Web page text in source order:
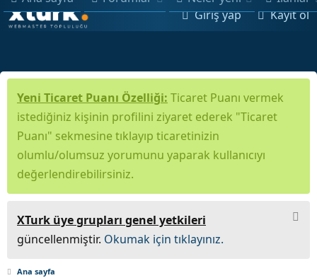
Giriş yap Kayıt ol
Yeni Ticaret Puanı Özelliği: Ticaret Puanı vermek
istediğiniz kişinin profilini ziyaret ederek "Ticaret
Puanı" sekmesine tıklayıp ticaretinizin
olumlu/olumsuz yorumunu yaparak kullanıcıyı
değerlendirebilirsiniz.
XTurk üye grupları genel yetkileri
güncellenmiştir. Okumak için tıklayınız.
Ana sayfa